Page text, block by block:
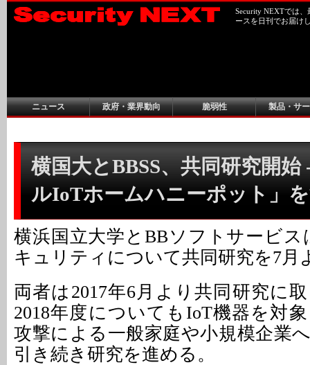
Security NEXTでは
ースを日刊でお届け
ニュース 政府・業界動向 脆弱性 製品・サ
横国大とBBSS、共同研究開始
ルIoTホームハニーポット」
横浜国立大学とBBソフトサービス
キュリティについて共同研究を7月
両者は2017年6月より共同研究に
2018年度についてもIoT機器を対
攻撃による一般家庭や小規模企業
引き続き研究を進める。